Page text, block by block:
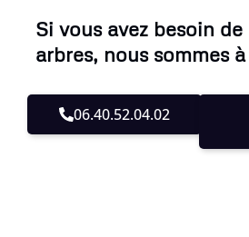
Si vous avez besoin
arbres, nous sommes
06.40.52.04.02